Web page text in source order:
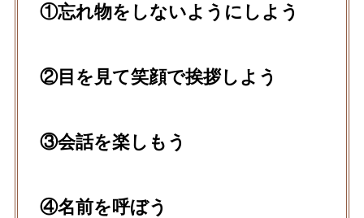
①忘れ物をしないようにしよう
②目を見て笑顔で挨拶しよう
③会話を楽しもう
④名前を呼ぼう